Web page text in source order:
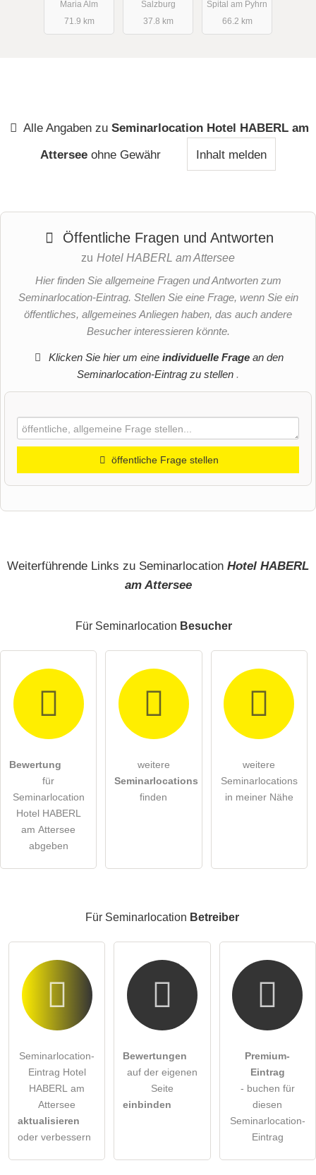
Maria Alm
71.9 km
Salzburg
37.8 km
Spital am Pyhrn
66.2 km
Alle Angaben zu Seminarlocation Hotel HABERL am
Attersee ohne Gewähr Inhalt melden
Öffentliche Fragen und Antworten
zu Hotel HABERL am Attersee
Hier finden Sie allgemeine Fragen und Antworten zum
Seminarlocation-Eintrag. Stellen Sie eine Frage, wenn Sie ein
öffentliches, allgemeines Anliegen haben, das auch andere
Besucher interessieren könnte.
Klicken Sie hier um eineindividuelle Frage an den
Seminarlocation-Eintrag zu stellen .
öffentliche Frage stellen
Datenschutzerklärunghabe ich zur Kenntnis genommen.
öffentliche Frage stellen
Hinweis:Bitte beachten Sie, öffentliche Fragen sind
Weiterführende Links zu Seminarlocation Hotel HABERL
am Attersee
Für Seminarlocation Besucher
Bewertung
für
Seminarlocation
Hotel HABERL
am Attersee
abgeben
weitere
Seminarlocations
finden
weitere
Seminarlocations
in meiner Nähe
Für Seminarlocation Betreiber
Seminarlocation-
Eintrag Hotel
HABERL am
Attersee
aktualisieren
oder verbessern
Bewertungen
auf der eigenen
Seite
einbinden
Premium-
Eintrag
- buchen für
diesen
Seminarlocation-
Eintrag